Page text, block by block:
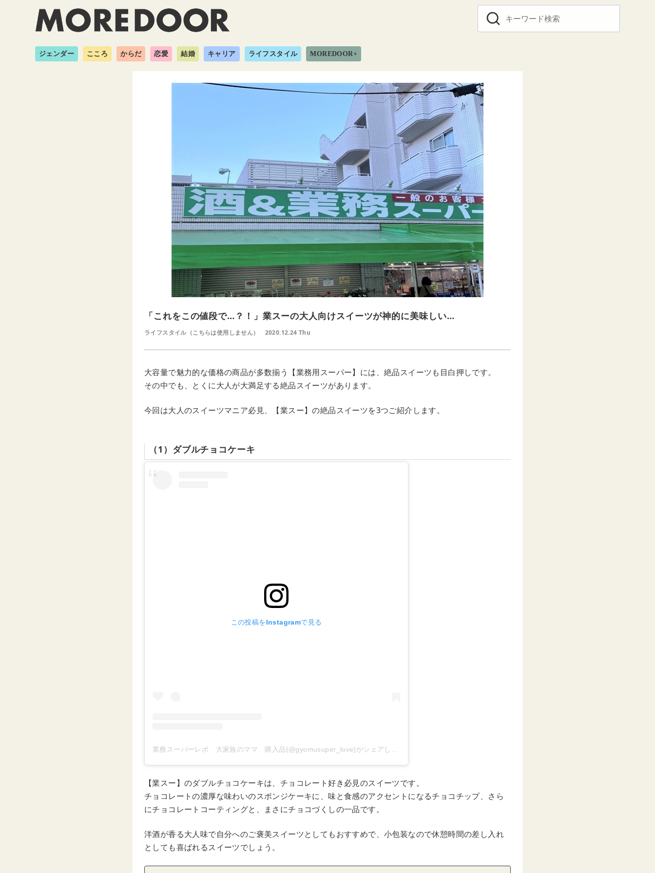
ジェンダー こころ からだ 恋愛 結婚 キャリア ライフスタイル MOREDOOR+
「これをこの値段で…？！」業スーの大人向けスイーツが神的に美味しい…
ライフスタイル（こちらは使用しません） 2020.12.24 Thu
大容量で魅力的な価格の商品が多数揃う【業務用スーパー】には、絶品スイーツも目白押しです。
その中でも、とくに大人が大満足する絶品スイーツがあります。
今回は大人のスイーツマニア必見、【業スー】の絶品スイーツを3つご紹介します。
（1）ダブルチョコケーキ
この投稿をInstagramで見る
業務スーパーレポ 大家族のママ 購入品(@gyomusuper_love)がシェアした投稿
【業スー】のダブルチョコケーキは、チョコレート好き必見のスイーツです。
チョコレートの濃厚な味わいのスポンジケーキに、味と食感のアクセントになるチョコチップ、さら
にチョコレートコーティングと、まさにチョコづくしの一品です。
洋酒が香る大人味で自分へのご褒美スイーツとしてもおすすめで、小包装なので休憩時間の差し入れ
としても喜ばれるスイーツでしょう。